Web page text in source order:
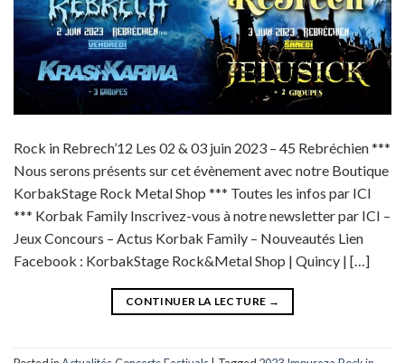
Rock in Rebrech’12 Les 02 & 03 juin 2023 – 45 Rebréchien ***
Nous serons présents sur cet évènement avec notre Boutique
KorbakStage Rock Metal Shop *** Toutes les infos par ICI
*** Korbak Family Inscrivez-vous à notre newsletter par ICI –
Jeux Concours – Actus Korbak Family – Nouveautés Lien
Facebook : KorbakStage Rock&Metal Shop | Quincy | […]
CONTINUER LA LECTURE →